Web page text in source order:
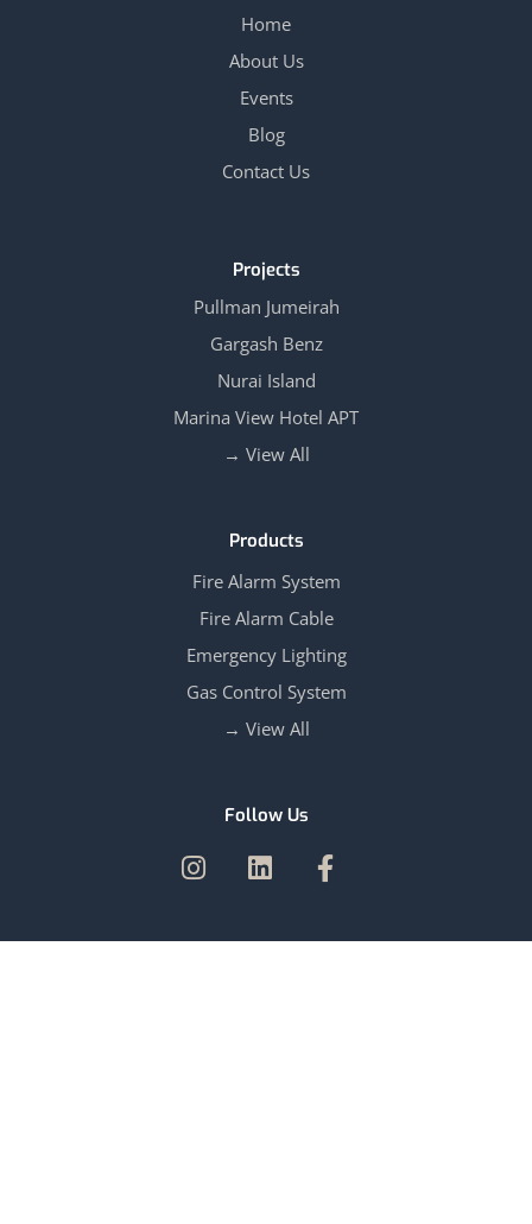
Home
About Us
Events
Blog
Contact Us
Projects
Pullman Jumeirah
Gargash Benz
Nurai Island
Marina View Hotel APT
View All →
Products
Fire Alarm System
Fire Alarm Cable
Emergency Lighting
Gas Control System
View All →
Follow Us